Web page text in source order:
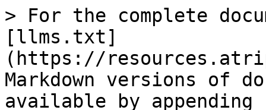
> For the complete
[llms.txt]
(https://
Markdown versions of
available by